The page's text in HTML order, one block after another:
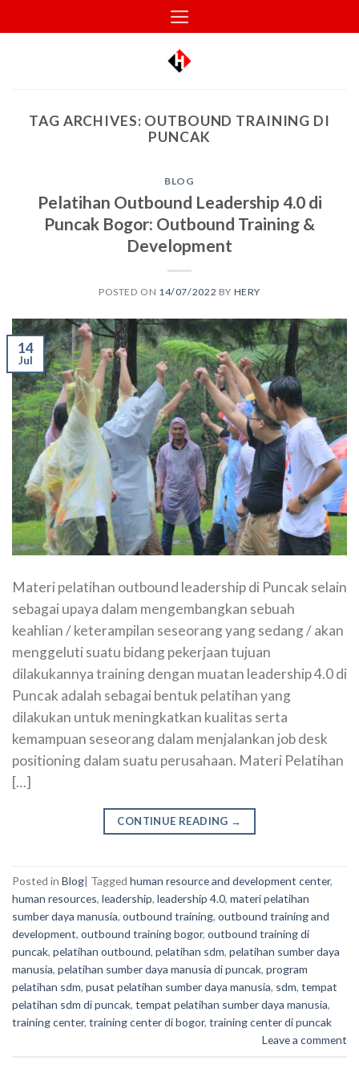
to
TAG ARCHIVES: OUTBOUND TRAINING DI
PUNCAK
BLOG
Pelatihan Outbound Leadership 4.0 di
Puncak Bogor: Outbound Training &
Development
POSTED ON 14/07/2022 BY HERY
14
Jul
Materi pelatihan outbound leadership di Puncak selain
sebagai upaya dalam mengembangkan sebuah
keahlian / keterampilan seseorang yang sedang / akan
menggeluti suatu bidang pekerjaan tujuan
dilakukannya training dengan muatan leadership 4.0 di
Puncak adalah sebagai bentuk pelatihan yang
dilakukan untuk meningkatkan kualitas serta
kemampuan seseorang dalam menjalankan job desk
positioning dalam suatu perusahaan. Materi Pelatihan
[…]
CONTINUE READING →
Posted in Blog| Tagged human resource and development center,
human resources, leadership, leadership 4.0, materi pelatihan
sumber daya manusia, outbound training, outbound training and
development, outbound training bogor, outbound training di
puncak, pelatihan outbound, pelatihan sdm, pelatihan sumber daya
manusia, pelatihan sumber daya manusia di puncak, program
pelatihan sdm, pusat pelatihan sumber daya manusia, sdm, tempat
pelatihan sdm di puncak, tempat pelatihan sumber daya manusia,
training center, training center di bogor, training center di puncak
Leave a comment